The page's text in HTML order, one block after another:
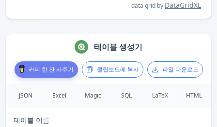
data grid by DataGridXL
테이블 생성기
커피 한 잔 사주기 클립보드에 복사 파일 다운로드
JSON Excel Magic SQL LaTeX HTML
테이블 이름